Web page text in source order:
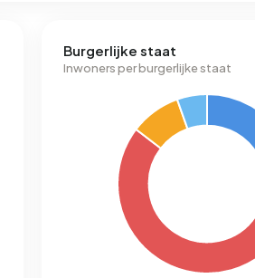
Burgerlijke staat
Inwoners per burgerlijke staat